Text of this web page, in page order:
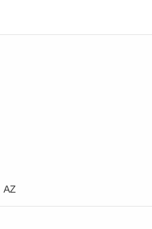
AZ